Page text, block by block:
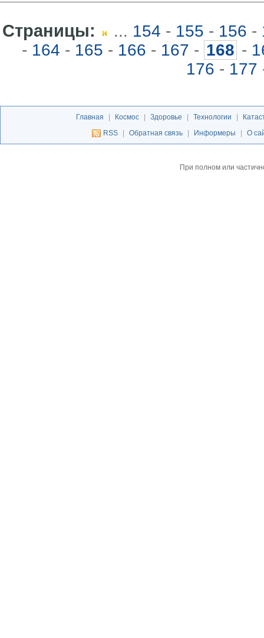
Страницы: ... 154 - 155 - 156 -
- 164 - 165 - 166 - 167 - 168 -
176 - 177
Главная Космос Здоровье Технологии
RSS
Обратная связь Информеры О
При полном или